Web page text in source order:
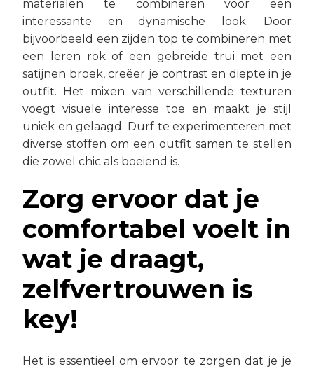
materialen te combineren voor een
interessante en dynamische look. Door
bijvoorbeeld een zijden top te combineren met
een leren rok of een gebreide trui met een
satijnen broek, creëer je contrast en diepte in je
outfit. Het mixen van verschillende texturen
voegt visuele interesse toe en maakt je stijl
uniek en gelaagd. Durf te experimenteren met
diverse stoffen om een outfit samen te stellen
die zowel chic als boeiend is.
Zorg ervoor dat je
comfortabel voelt in
wat je draagt,
zelfvertrouwen is
key!
Het is essentieel om ervoor te zorgen dat je je